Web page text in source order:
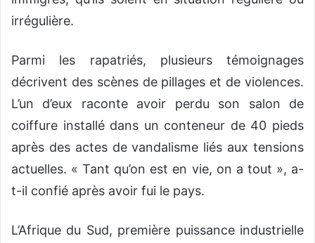
irrégulière.
Parmi les rapatriés, plusieurs témoignages
décrivent des scènes de pillages et de violences.
L’un d’eux raconte avoir perdu son salon de
coiffure installé dans un conteneur de 40 pieds
après des actes de vandalisme liés aux tensions
actuelles. « Tant qu’on est en vie, on a tout », a-
t-il confié après avoir fui le pays.
L’Afrique du Sud, première puissance industrielle